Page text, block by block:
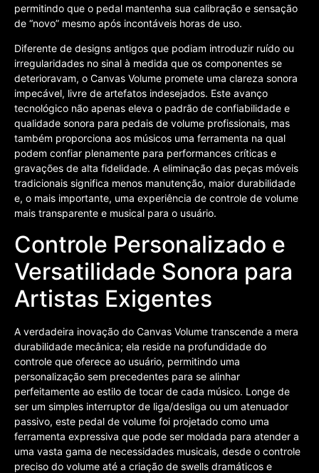
permitindo que o pedal mantenha sua calibração e sensação
de “novo” mesmo após incontáveis horas de uso.
Diferente de designs antigos que podiam introduzir ruído ou
irregularidades no sinal à medida que os componentes se
deterioravam, o Canvas Volume promete uma clareza sonora
impecável, livre de artefatos indesejados. Este avanço
tecnológico não apenas eleva o padrão de confiabilidade e
qualidade sonora para pedais de volume profissionais, mas
também proporciona aos músicos uma ferramenta na qual
podem confiar plenamente para performances críticas e
gravações de alta fidelidade. A eliminação das peças móveis
tradicionais significa menos manutenção, maior durabilidade
e, o mais importante, uma experiência de controle de volume
mais transparente e musical para o usuário.
Controle Personalizado e
Versatilidade Sonora para
Artistas Exigentes
A verdadeira inovação do Canvas Volume transcende a mera
durabilidade mecânica; ela reside na profundidade do
controle que oferece ao usuário, permitindo uma
personalização sem precedentes para se alinhar
perfeitamente ao estilo de tocar de cada músico. Longe de
ser um simples interruptor de liga/desliga ou um atenuador
passivo, este pedal de volume foi projetado como uma
ferramenta expressiva que pode ser moldada para atender a
uma vasta gama de necessidades musicais, desde o controle
preciso do volume até a criação de swells dramáticos e